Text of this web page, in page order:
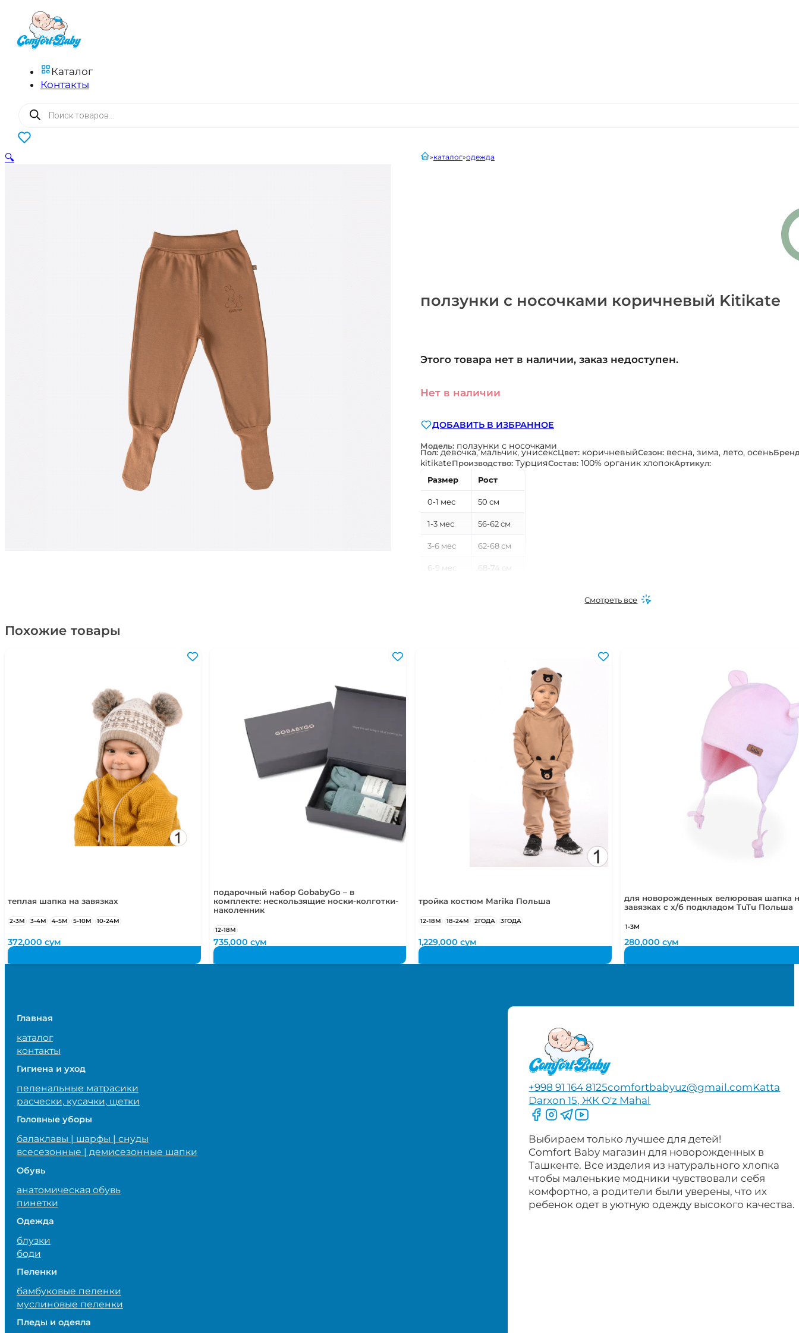
Каталог
Контакты
Поиск
товаров
0
ползунки с носочками коричневый Kitikate
главнаякаталог одежда
Этого товара нет в наличии, заказ недоступен.
Нет в наличии
ДОБАВИТЬ В ИЗБРАННОЕ
Модель: ползунки с носочками
Пол:девочка, мальчик, унисексЦвет: коричневыйСезон: весна, зима, лето, осень
kitikateПроизводство: ТурцияСостав: 100% органик хлопокАртикул:
Размер
Рост
0-1 мес 50 см
1-3 мес 56-62 см
3-6 мес 62-68 см
6-9 мес 68-74 см
Смотреть все
🔍
Похожие товары
теплая шапка на завязках
2-3М 3-4М 4-5М 5-10М 10-24М
372,000сум
подарочный набор GobabyGo – в
комплекте: нескользящие носки-колготки-
наколенник
12-18М
735,000 сум
тройка костюм Marika Польша
12-18М 18-24М 2ГОДА 3ГОДА
1,229,000сум
для новорожденных велюровая шапка
завязках с х/б подкладом TuTu Польша
1-3М
280,000 сум
Главная
каталог
контакты
Гигиена и уход
пеленальные матрасики
расчески, кусачки, щетки
Головные уборы
балаклавы | шарфы | снуды
всесезонные | демисезонные шапки
Обувь
анатомическая обувь
пинетки
Одежда
блузки
боди
Пеленки
бамбуковые пеленки
муслиновые пеленки
Пледы и одеяла
+998 91 164 8125comfortbabyuz@gmail.comKatta
Darxon 15, ЖК O'z Mahal
Следите за нами на Facebook
Следите за нами в Instagram
Следите за нами в Telegram
Следите за нами в YouTube
Выбираем только лучшее для детей!
Comfort Baby магазин для новорожденных в
Ташкенте. Все изделия из натурального хлопка
чтобы маленькие модники чувствовали себя
комфортно, а родители были уверены, что их
ребенок одет в уютную одежду высокого качества.